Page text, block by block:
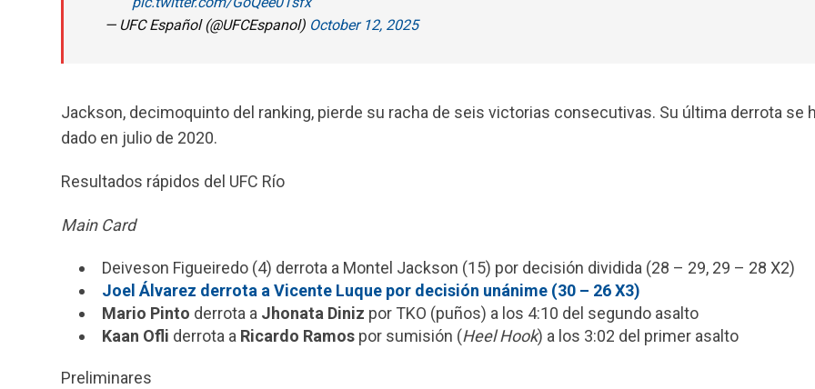
— UFC Español (@UFCEspanol) October 12, 2025
Jackson, decimoquinto del ranking, pierde su racha de seis victorias consecutivas. Su última derrota se
dado en julio de 2020.
Resultados rápidos del UFC Río
Main Card
Deiveson Figueiredo (4) derrota a Montel Jackson (15) por decisión dividida (28 – 29, 29 – 28 X2)
Joel Álvarez derrota a Vicente Luque por decisión unánime (30 – 26 X3)
Mario Pinto derrota a Jhonata Diniz por TKO (puños) a los 4:10 del segundo asalto
Kaan Ofli derrota a Ricardo Ramos por sumisión (Heel Hook) a los 3:02 del primer asalto
Preliminares